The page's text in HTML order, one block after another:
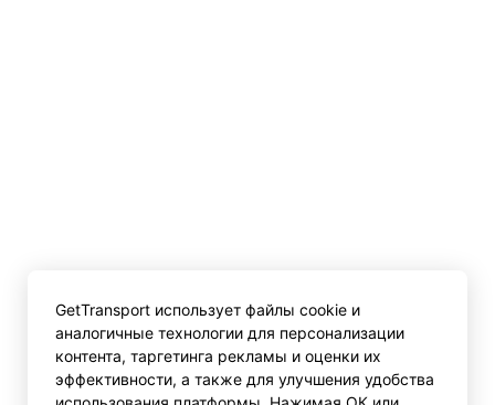
GetTransport использует файлы cookie и
аналогичные технологии для персонализации
контента, таргетинга рекламы и оценки их
эффективности, а также для улучшения удобства